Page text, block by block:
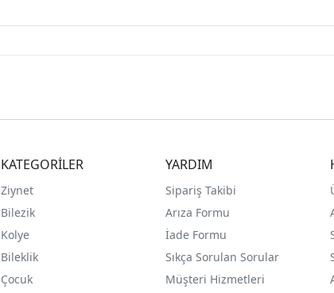
KATEGORİLER
Ziynet
Bilezik
Kolye
Bileklik
Çocuk
YARDIM
Sipariş Takibi
Arıza Formu
İade Formu
Sıkça Sorulan Sorular
Müşteri Hizmetleri